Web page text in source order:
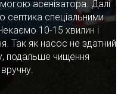
асенізатора. Далі
спеціальними
10-15 хвилин і
Так як насос не здатний
подальше чищення